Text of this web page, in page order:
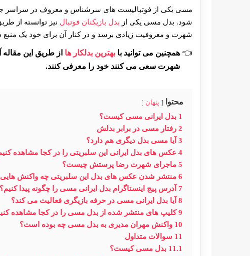
مسی یکی از فوتبالیست های سرشناس و معروف در سراسر
شود. بدل مسی یکی از بدل بازیکنان فوتبال نیز توانسته از
شهرت و معروفیت زیادی برسد و در کنار آن برای خود یک منبع
همچنین می توانید بابهترین بدلکار ها از طریق این
شهرت سعی می کنند خود را معرفی کنند.
محتوا پنهان
1 بدل ایرانی مسی کیست؟
2 رفتار مسی در برابر بدلش
3 آیا مسی بدل دیگری هم دارد؟
4 عکس های بدل ایرانی این سلبریتی را در کجا مشاهده
5 ماجرای شهرت رضا پرستش چیست؟
6 منتشر شدن عکس های بدل این سلبریتی چه واکنش
7 آدرس پیج اینستاگرام بدل ایرانی مسی را چگونه پیدا کنیم؟
8 آیا بدل ایرانی مسی در حرفه بازیگری فعالیت می کند؟
9 کلیپ های منتشر شده از بدل مسی را در کجا مشاهده
10 واکنش مهران مدیری به بدل مسی چه بوده است؟
11 سوالات متداول
11.1 بدل مسی کیست؟